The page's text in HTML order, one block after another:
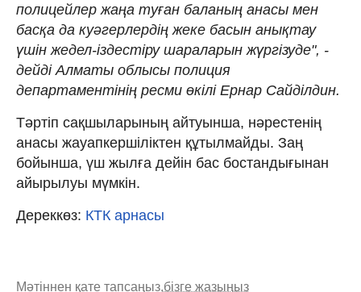
полицейлер жаңа туған баланың анасы мен
басқа да куәгерлердің жеке басын анықтау
үшін жедел-іздестіру шараларын жүргізуде", -
дейді Алматы облысы полиция
департаментінің ресми өкілі Ернар Сайділдин.
Тәртіп сақшыларының айтуынша, нәрестенің
анасы жауапкершіліктен құтылмайды. Заң
бойынша, үш жылға дейін бас бостандығынан
айырылуы мүмкін.
Дереккөз: КТК арнасы
Мәтіннен қате тапсаңыз,бізге жазыңыз